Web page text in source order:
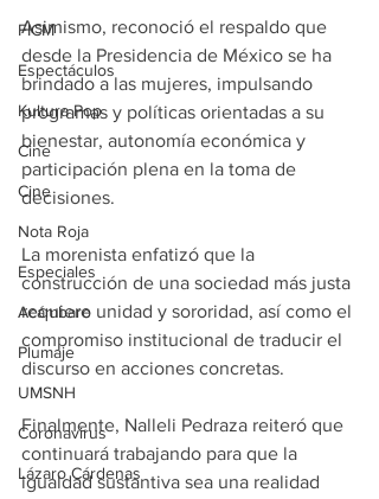
FICM
Espectáculos
Kultura Pop
Cine
Cine
Nota Roja
Especiales
Acámbaro
Plumaje
UMSNH
Coronavirus
Lázaro Cárdenas
Asimismo, reconoció el respaldo que
desde la Presidencia de México se ha
brindado a las mujeres, impulsando
programas y políticas orientadas a su
bienestar, autonomía económica y
participación plena en la toma de
decisiones.
La morenista enfatizó que la
construcción de una sociedad más justa
requiere unidad y sororidad, así como el
compromiso institucional de traducir el
discurso en acciones concretas.
Finalmente, Nalleli Pedraza reiteró que
continuará trabajando para que la
igualdad sustantiva sea una realidad